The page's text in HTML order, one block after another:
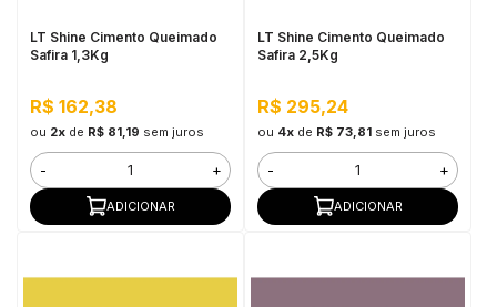
LT Shine Cimento Queimado
Safira 1,3Kg
R$ 162,38
ou 2xde R$ 81,19 sem juros
- +
ADICIONAR
LT Shine Cimento Queimado
Safira 2,5Kg
R$ 295,24
ou 4xde R$ 73,81 sem juros
- +
ADICIONAR